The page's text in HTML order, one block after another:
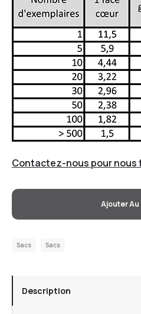
Contactez-nous pour nous
Ajouter Au
Sacs Sacs
Description